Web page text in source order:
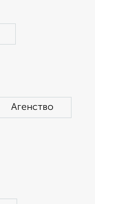
Агенство